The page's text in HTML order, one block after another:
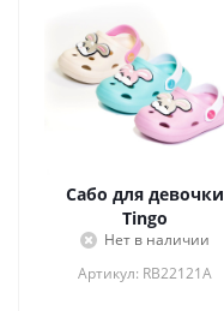
Сабо для девочки
Tingo
Нет в наличии
Артикул: RB22121A